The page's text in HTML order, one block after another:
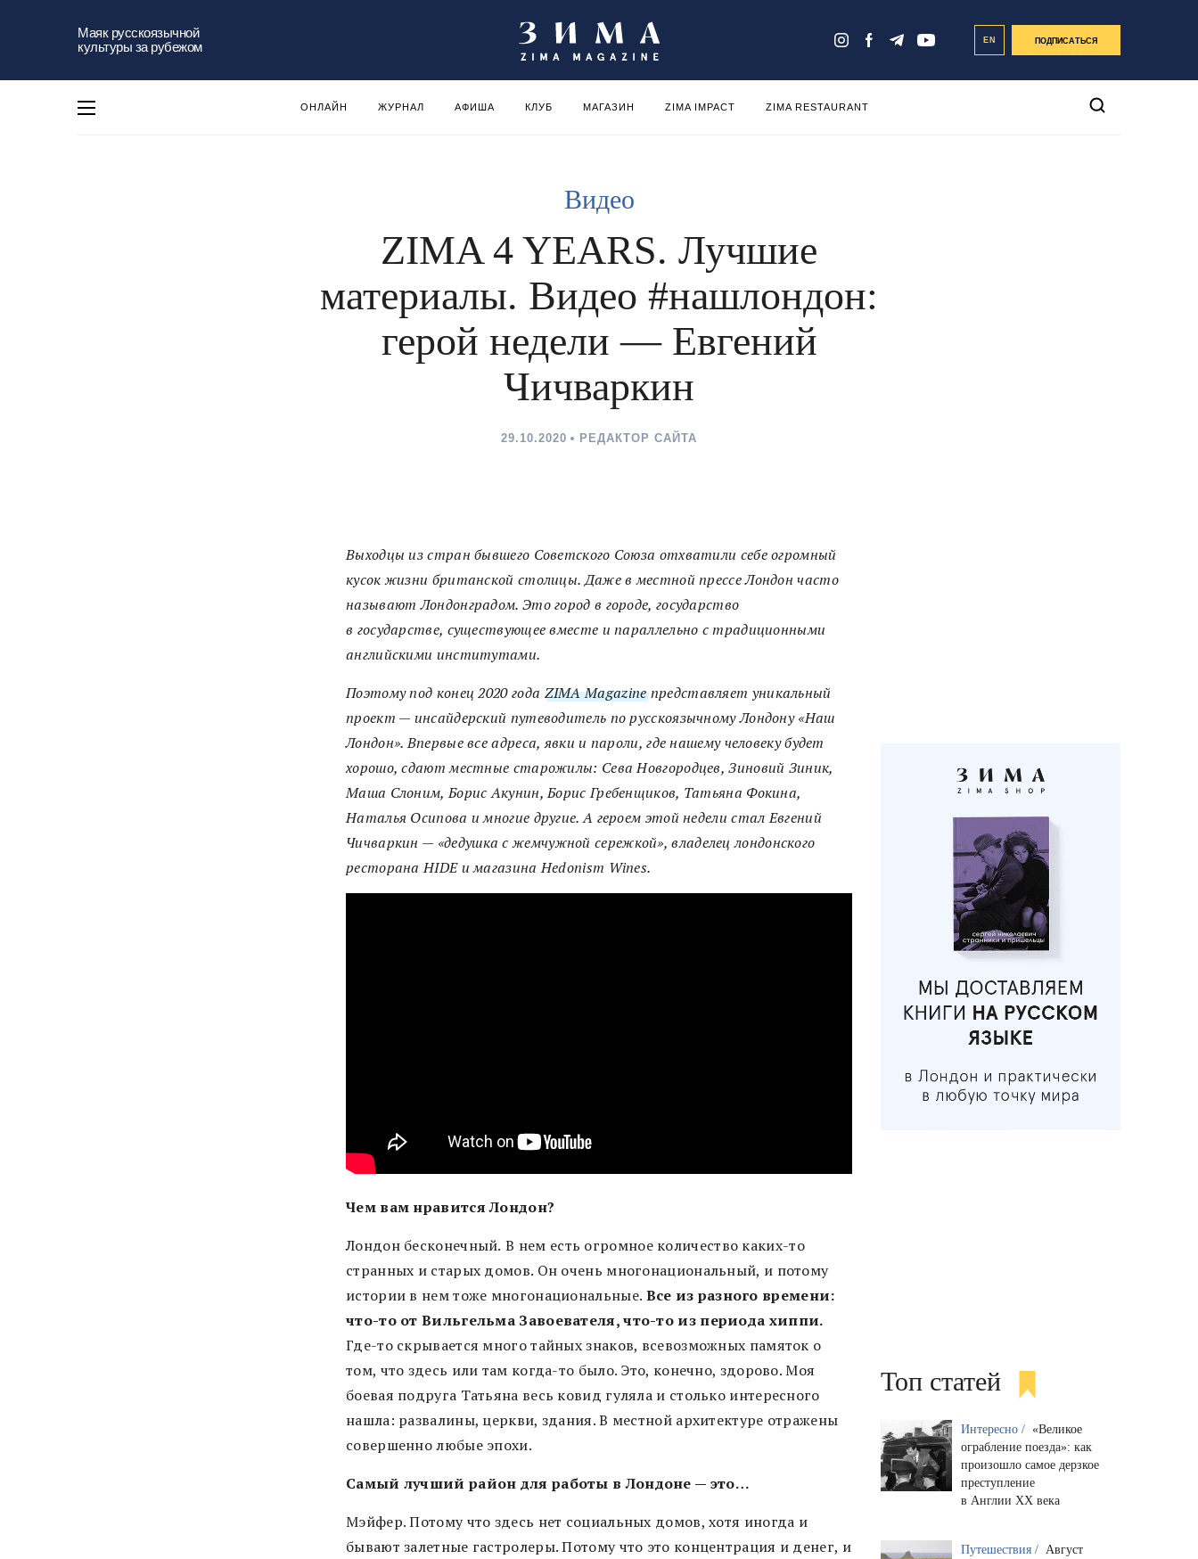
Маяк русскоязычной
культуры за рубежом
EN ПОДПИСАТЬСЯ
ОНЛАЙН ЖУРНАЛ АФИША КЛУБ МАГАЗИН ZIMA IMPACT ZIMA RESTAURANT
Видео
ZIMA 4 YEARS. Лучшие
материалы. Видео #нашлондон:
герой недели — Евгений
Чичваркин
29.10.2020 РЕДАКТОР САЙТА
Выходцы из стран бывшего Советского Союза отхватили себе огромный
кусок жизни британской столицы. Даже в местной прессе Лондон часто
называют Лондонградом. Это город в городе, государство
в государстве, существующее вместе и параллельно с традиционными
английскими институтами.
Поэтому под конец 2020 года ZIMA Magazineпредставляет уникальный
проект — инсайдерский путеводитель по русскоязычному Лондону «Наш
Лондон». Впервые все адреса, явки и пароли, где нашему человеку будет
хорошо, сдают местные старожилы: Сева Новгородцев, Зиновий Зиник,
Маша Слоним, Борис Акунин, Борис Гребенщиков, Татьяна Фокина,
Наталья Осипова и многие другие. А героем этой недели стал Евгений
Чичваркин — «дедушка с жемчужной сережкой», владелец лондонского
ресторана HIDE и магазина Hedonism Wines.
Чем вам нравится Лондон?
Лондон бесконечный. В нем есть огромное количество каких-то
странных и старых домов. Он очень многонациональный, и потому
истории в нем тоже многонациональные. Все из разного времени:
что-то от Вильгельма Завоевателя, что-то из периода хиппи.
Где-то скрывается много тайных знаков, всевозможных памяток о
том, что здесь или там когда-то было. Это, конечно, здорово. Моя
боевая подруга Татьяна весь ковид гуляла и столько интересного
нашла: развалины, церкви, здания. В местной архитектуре отражены
совершенно любые эпохи.
Самый лучший район для работы в Лондоне — это…
Мэйфер. Потому что здесь нет социальных домов, хотя иногда и
бывают залетные гастролеры. Потому что это концентрация и денег, и
Топ статей
Интересно / «Великое
ограбление поезда»: как
произошло самое дерзкое
преступление
в Англии XX века
Путешествия / Август